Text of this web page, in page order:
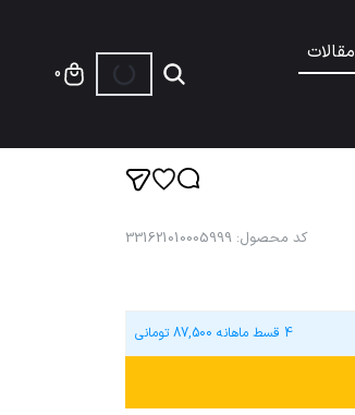
مقالات
0
کد محصول:
331621010005999
4 قسط ماهانه 87,500 تومانی